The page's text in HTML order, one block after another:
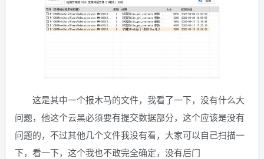
这是其中一个报木马的文件，我看了一下，没有什么大
问题，他这个云黑必须要有提交数据部分，这个应该是没有
问题的，不过其他几个文件我没有看，大家可以自己扫描一
下，看一下，这个我也不敢完全确定，没有后门